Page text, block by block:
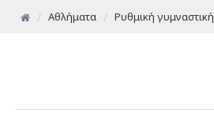
Αθλήματα Ρυθμική γυμναστική